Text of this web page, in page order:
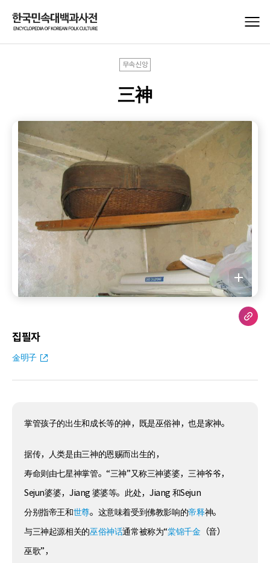
무속신앙
三神
집필자
金明子
掌管孩子的出生和成长等的神，既是巫俗神，也是家神。
据传，人类是由三神的恩赐而出生的，
寿命则由七星神掌管。“三神”又称三神婆婆，三神爷爷，
Sejun婆婆，Jiang 婆婆等。此处，Jiang 和Sejun
分别指帝王和世尊。这意味着受到佛教影响的帝释神。
与三神起源相关的巫俗神话通常被称为“棠锦千金 （音）
巫歌”，